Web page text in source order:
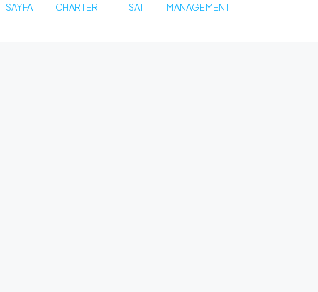
SAYFA
CHARTER
SAT
MANAGEMENT